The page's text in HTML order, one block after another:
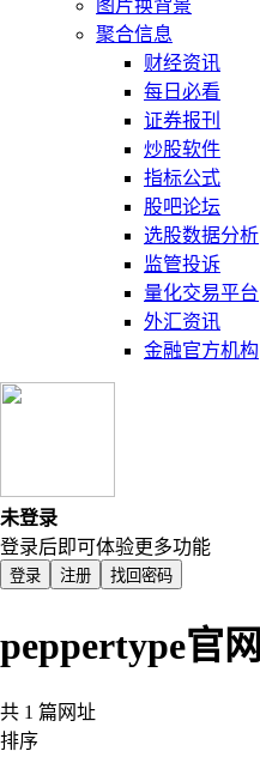
图片换背景
聚合信息
财经资讯
每日必看
证券报刊
炒股软件
指标公式
股吧论坛
选股数据分析
监管投诉
量化交易平台
外汇资讯
金融官方机构
未登录
登录后即可体验更多功能
登录 注册 找回密码
peppertype官网
共 1 篇网址
排序